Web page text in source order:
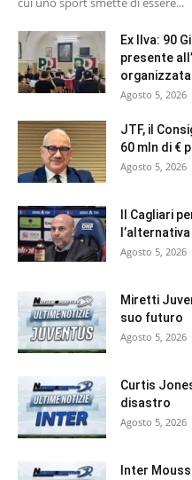
Ex Ilva: 90
presente
Agosto 5, 2026
JTF, il
60 mln di €
Agosto 5, 2026
Il Cagliari
l’alternativa
Agosto 5, 2026
Miretti
suo futuro
Agosto 5, 2026
Curtis
disastro
Agosto 5, 2026
Inter